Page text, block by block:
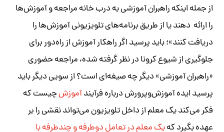
از جمله اینکه راهبران آموزشی به درب خانه مراجعه و آموزش‌ها
را ارائه دهند یا از طریق برنامه‌های تلویزیونی آموزش‌ها را
دریافت کنند»؛ باید پرسید اگر راهکار آموزش از راه‌دور برای
جلوگیری از شیوع کرونا در نظر گرفته شده، مراجعه حضوری
«راهبران آموزشی» دیگر چه صیغه‌ای است؟ از سویی دیگر باید
پرسید ایده آموزش‌و‌پرورش درباره فرآیندآموزشچیست که
فکر می‌کند یک معلم از داخل تلویزیون می‌تواند نقشی را بر
عهده بگیرد کهیک معلم در تعامل دوطرفه و چندطرفه با